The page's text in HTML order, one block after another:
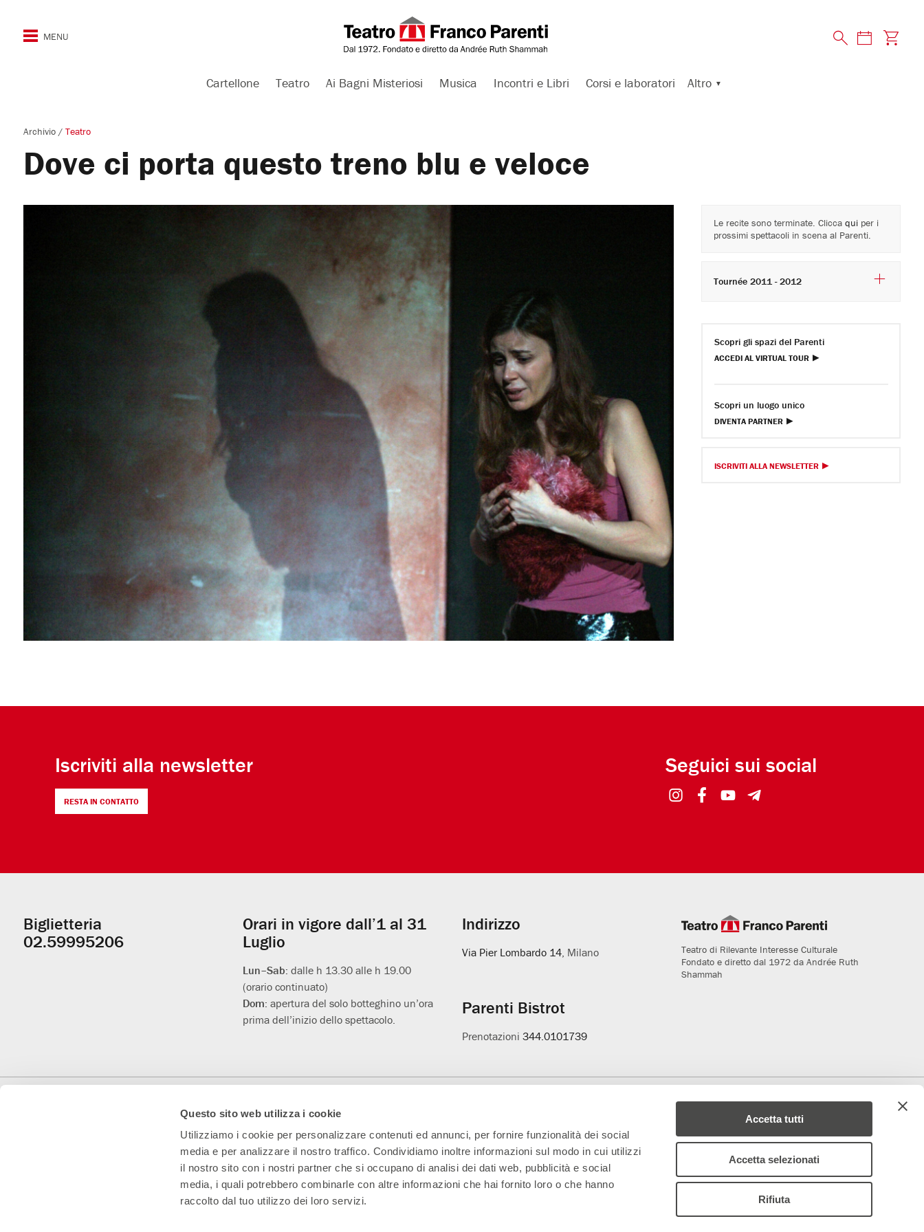
Questo sito web utilizza i cookie
Utilizziamo i cookie per personalizzare contenuti ed annunci, per fornire funzionalità dei social
media e per analizzare il nostro traffico. Condividiamo inoltre informazioni sul modo in cui utilizzi
il nostro sito con i nostri partner che si occupano di analisi dei dati web, pubblicità e social
media, i quali potrebbero combinarle con altre informazioni che hai fornito loro o che hanno
raccolto dal tuo utilizzo dei loro servizi.
Accetta tutti
Accetta selezionati
Rifiuta
Cartellone Teatro Ai Bagni Misteriosi Musica Incontri e Libri Corsi e laboratori Altro
Archivio / Teatro
Dove ci porta questo treno blu e veloce
Le recite sono terminate. Clicca quiper i
prossimi spettacoli in scena al Parenti.
Tournée 2011 - 2012
Scopri gli spazi del Parenti
ACCEDI AL VIRTUAL TOUR
Scopri un luogo unico
DIVENTA PARTNER
ISCRIVITI ALLA NEWSLETTER
Iscriviti alla newsletter
RESTA IN CONTATTO
Seguici sui social
Informazioni
utili
Biglietteria
02.59995206
Orari in vigore dall’1 al 31
Luglio
Lun–Sab: dalle h 13.30 alle h 19.00
(orario continuato)
Dom: apertura del solo botteghino un’ora
prima dell’inizio dello spettacolo.
Indirizzo
Via Pier Lombardo 14 , Milano
Parenti Bistrot
Prenotazioni 344.0101739
Teatro di Rilevante Interesse Culturale
Fondato e diretto dal 1972 da Andrée Ruth
Shammah
Con il sostegno di Teatro Convenzionato Main Partner Media Partner